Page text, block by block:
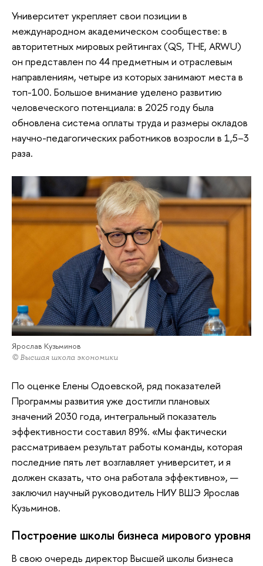
Университет укрепляет свои позиции в
международном академическом сообществе: в
авторитетных мировых рейтингах (QS, THE, ARWU)
он представлен по 44 предметным и отраслевым
направлениям, четыре из которых занимают места в
топ-100. Большое внимание уделено развитию
человеческого потенциала: в 2025 году была
обновлена система оплаты труда и размеры окладов
научно-педагогических работников возросли в 1,5–3
раза.
Ярослав Кузьминов
© Высшая школа экономики
По оценке Елены Одоевской, ряд показателей
Программы развития уже достигли плановых
значений 2030 года, интегральный показатель
эффективности составил 89%. «Мы фактически
рассматриваем результат работы команды, которая
последние пять лет возглавляет университет, и я
должен сказать, что она работала эффективно», —
заключил научный руководитель НИУ ВШЭ Ярослав
Кузьминов.
Построение школы бизнеса мирового уровня
В свою очередь директор Высшей школы бизнеса